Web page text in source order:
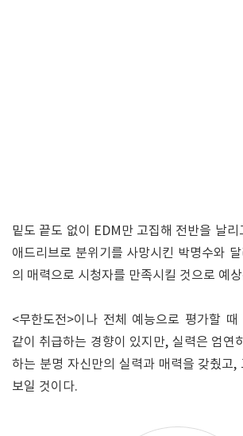
밑도 끝도 없이 EDM만 고집해 전반을 날리
애드리브로 분위기를 사망시킨 박명수와
의 매력으로 시청자를 만족시킬 것으로 예
<무한도전>이나 전체 예능으로 평가할 때
같이 취급하는 경향이 있지만, 실력은 엄연
하는 분명 자신만의 실력과 매력을 갖췄고,
보일 것이다.